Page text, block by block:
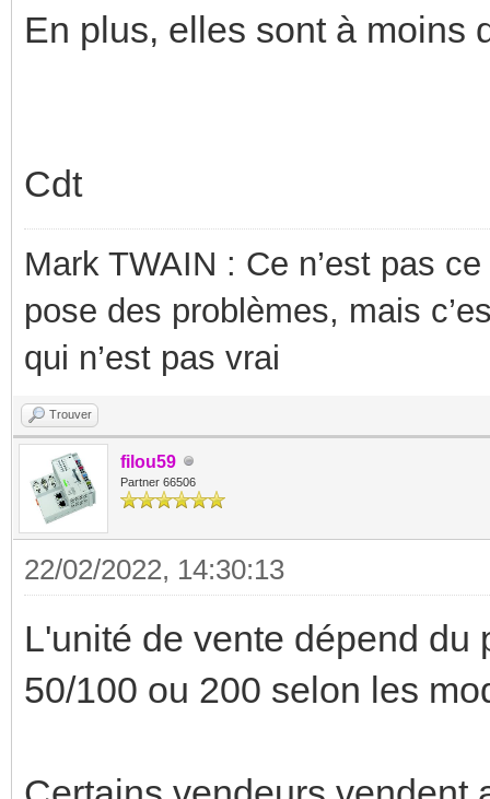
En plus, elles sont à moins
Cdt
Mark TWAIN : Ce n’est pas
pose des problèmes, mais
qui n’est pas vrai
Trouver
filou59
Partner 66506
22/02/2022, 14:30:13
L'unité de vente dépend du
50/100 ou 200 selon les